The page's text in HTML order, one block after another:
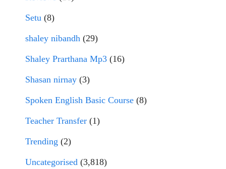
Setu (8)
shaley nibandh (29)
Shaley Prarthana Mp3 (16)
Shasan nirnay (3)
Spoken English Basic Course (8)
Teacher Transfer (1)
Trending (2)
Uncategorised (3,818)